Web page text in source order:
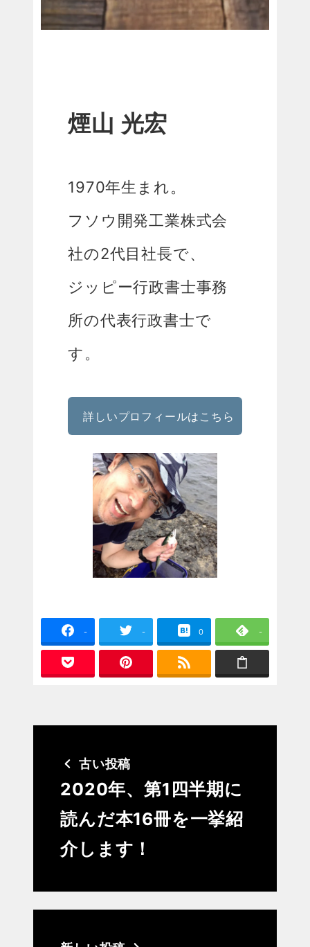
煙山 光宏
1970年生まれ。
フソウ開発工業株式会
社の2代目社長で、
ジッピー行政書士事務
所の代表行政書士で
す。
詳しいプロフィールはこちら
- - 0 -
古い投稿
2020年、第1四半期に
読んだ本16冊を一挙紹
介します！